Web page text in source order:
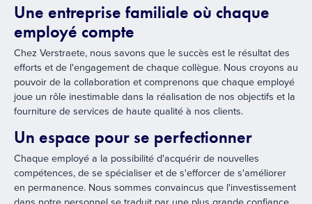
Une entreprise familiale où chaque
employé compte
Chez Verstraete, nous savons que le succès est le résultat des
efforts et de l'engagement de chaque collègue. Nous croyons au
pouvoir de la collaboration et comprenons que chaque employé
joue un rôle inestimable dans la réalisation de nos objectifs et la
fourniture de services de haute qualité à nos clients.
Un espace pour se perfectionner
Chaque employé a la possibilité d'acquérir de nouvelles
compétences, de se spécialiser et de s'efforcer de s'améliorer
en permanence. Nous sommes convaincus que l'investissement